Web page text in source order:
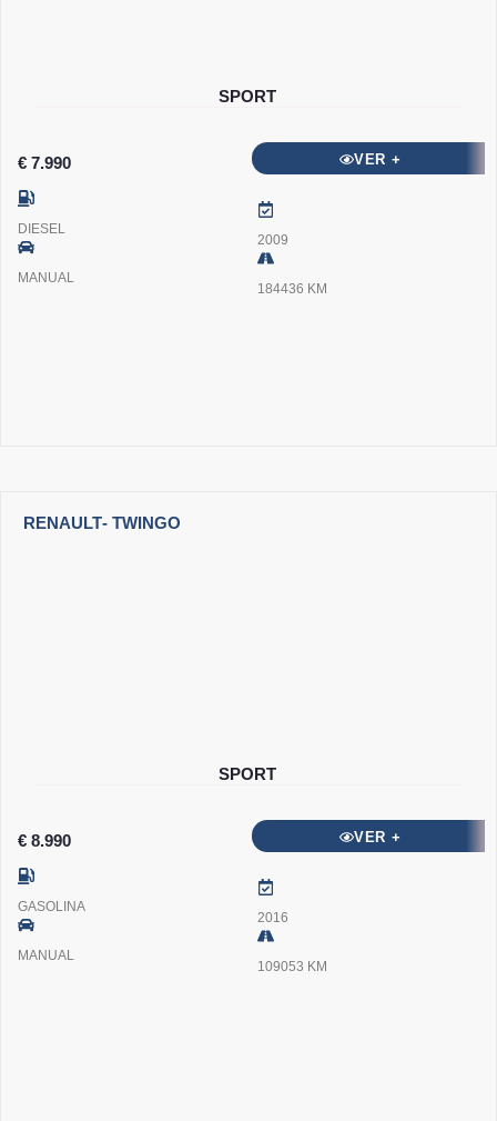
SPORT
€ 7.990 VER +
DIESEL
MANUAL
2009
184436 KM
RENAULT- TWINGO
SPORT
€ 8.990 VER +
GASOLINA
MANUAL
2016
109053 KM